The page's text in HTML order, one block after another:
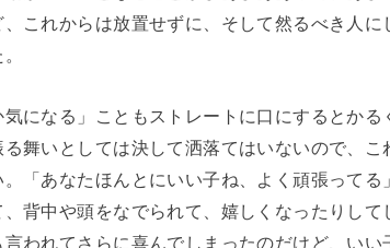
、これからは放置せずに、そして然るべき人
気になる」こともストレートに口にするとか
る舞いとしては決して洒落てはいないので、
。「あなたほんとにいい子ね、よく頑張って
、背中や頭をなでられて、嬉しくなったりし
言われてさらに喜んでしまったのだけど、い